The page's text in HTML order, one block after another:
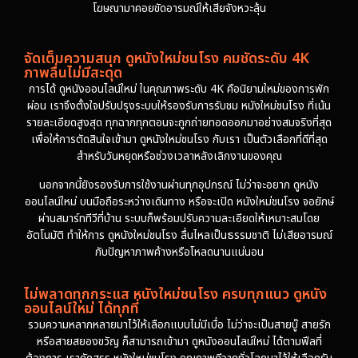
โฆษณามาคอยขัดอารมณ์ให้เสียจังหวะลุ้น
จัดเต็มความสนุก ดูหนังใหม่ชนโรง คมชัดระดับ 4K
ภาพลื่นไม่มีสะดุด
การได้ ดูหนังออนไลน์ใหม่ ในคุณภาพระดับ 4K คือนิยามใหม่ของการพัก
ผ่อน เราจึงตั้งใจปรับปรุงระบบให้รองรับการรับชม หนังใหม่ชนโรง ที่เน้น
รายละเอียดสูงสุด ทุกฉากทุกตอนจะถูกถ่ายทอดออกมาอย่างสมจริงที่สุด
เพื่อให้การตัดสินใจเข้ามา ดูหนังใหม่ชนโรง กับเรา เป็นตัวเลือกที่ดีที่สุด
สำหรับวันหยุดหรือช่วงเวลาหลังเลิกงานของคุณ
นอกจากนี้ยังรองรับการใช้งานผ่านทุกอุปกรณ์ ไม่ว่าจะอยาก ดูหนัง
ออนไลน์ใหม่ บนมือถือระหว่างเดินทาง หรือจะเปิด หนังใหม่ชนโรง จอยักษ์
ผ่านสมาร์ททีวีที่บ้าน ระบบก็พร้อมปรับความละเอียดให้เหมาะสมโดย
อัตโนมัติ ทำให้การ ดูหนังใหม่ชนโรง ลื่นไหลเป็นธรรมชาติ ไม่เสียอารมณ์
กับปัญหาภาพค้างหรือโหลดนานแน่นอน
ไม่พลาดทุกกระแส หนังใหม่ชนโรง ครบทุกแนว ดูหนัง
ออนไลน์ใหม่ ได้ทุกที่
รวมความหลากหลายมาไว้ให้เลือกแบบไม่มีเบื่อ ไม่ว่าจะเป็นสายบู๊ สายรัก
หรือสายสยองขวัญ ก็สามารถเข้ามา ดูหนังออนไลน์ใหม่ ได้ตามฟีลที่